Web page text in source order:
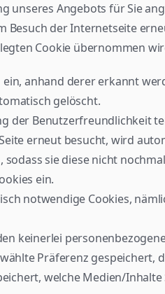
unseres Angebots für Sie
Besuch der Internetseite
Cookie übernommen
anhand derer erkannt
gelöscht.
der Benutzerfreundlichkeit
erneut besucht, wird
sie diese nicht
ein.
notwendige Cookies,
keinerlei
Präferenz gespeichert,
welche Medien/